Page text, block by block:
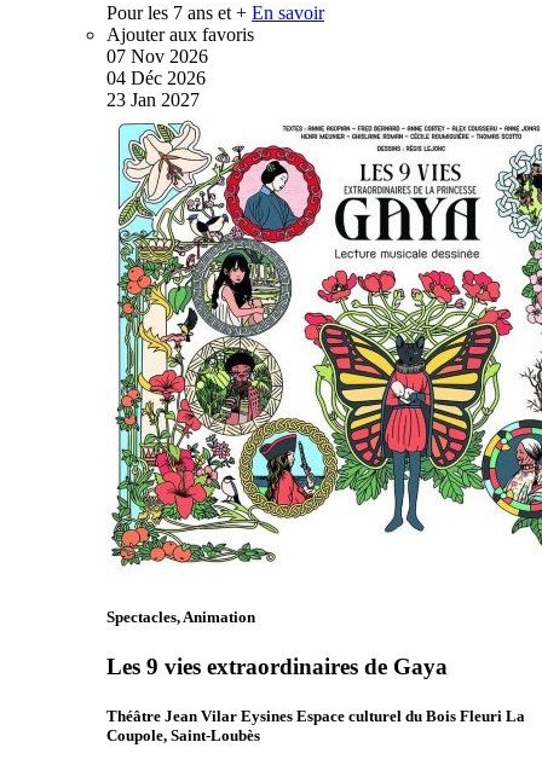
Pour les 7 ans et + En savoir
Ajouter aux favoris
07 Nov 2026
04 Déc 2026
23 Jan 2027
Spectacles, Animation
Les 9 vies extraordinaires de Gaya
Théâtre Jean Vilar Eysines Espace culturel du Bois Fleuri La
Coupole, Saint-Loubès